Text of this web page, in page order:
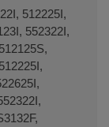
512225I,
552322I,